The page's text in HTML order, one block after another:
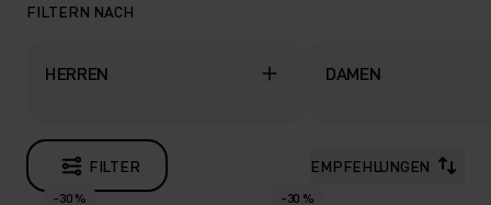
FILTERN NACH
HERREN DAMEN
FILTER EMPFEHLUNGEN
-30 %
-30 %